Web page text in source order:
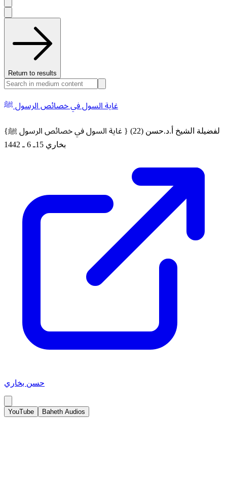
Return to results
غاية السول في خصائص الرسول ﷺ
{غاية السول في خصائص الرسول ﷺ } (22) لفضيلة الشيخ أ.د.حسن
بخاري 15ـ 6 ـ 1442
حسن بخاري
YouTube Baheth Audios